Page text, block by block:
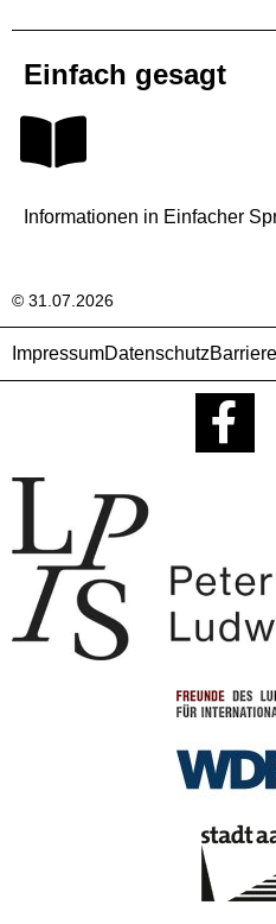
Einfach gesagt
Informationen in Einfacher
© 31.07.2026
ImpressumDatenschutz